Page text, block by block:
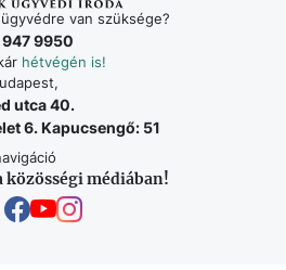
van szüksége?
9950
hétvégén is!
utca 40.
6. Kapucsengő: 51
közösségi médiában!